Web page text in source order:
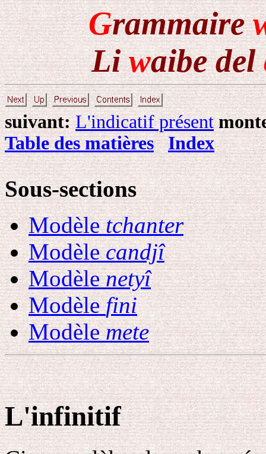
Grammaire
Liwaibe del
suivant: L'indicatif présent
Table des matières
Index
Sous-sections
Modèletchanter
Modèlecandjî
Modèlenetyî
Modèlefini
Modèlemete
L'infinitif